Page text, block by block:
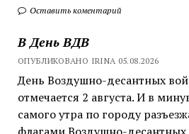
Оставить коментарий
В День ВДВ
ОПУБЛИКОВАНО IRINA 05.08.2026
День Воздушно-десантных
отмечается 2 августа. И в
самого утра по городу